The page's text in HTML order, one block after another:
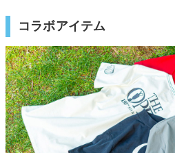
コラボアイテム